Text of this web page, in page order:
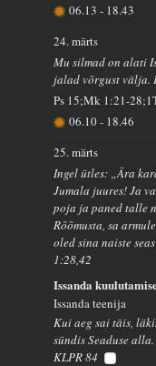
06.13- 18.43
24. märts
Mu silmad on alati
jalad võrgust välja.
Ps 15;Mk 1:21-
06.10- 18.46
25. märts
Ingel ütles: „Ära
Jumala juures! Ja
poja ja paned talle
Rõõmusta, sa
oled sina naiste
1:28,42
Issanda
Issanda teenija
Kui aeg sai täis,
sündis Seaduse
KLPR 84